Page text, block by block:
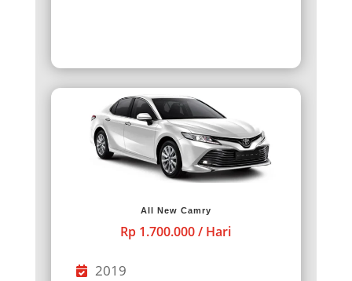
All New Camry
Rp 1.700.000 / Hari
2019